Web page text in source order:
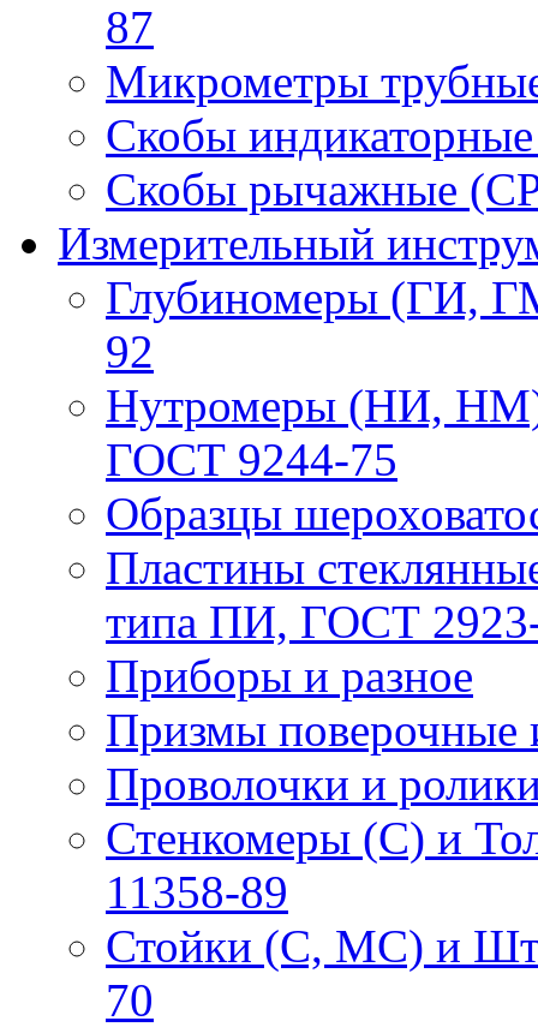
87
Микрометры
Скобы
Скобы рычажные
Измерительный
Глубиномеры (ГИ,
92
Нутромеры (НИ,
ГОСТ 9244-75
Образцы
Пластины
типа ПИ, ГОСТ
Приборы и разное
Призмы поверочные
Проволочки и
Стенкомеры (С) и
11358-89
Стойки (С, МС) и
70